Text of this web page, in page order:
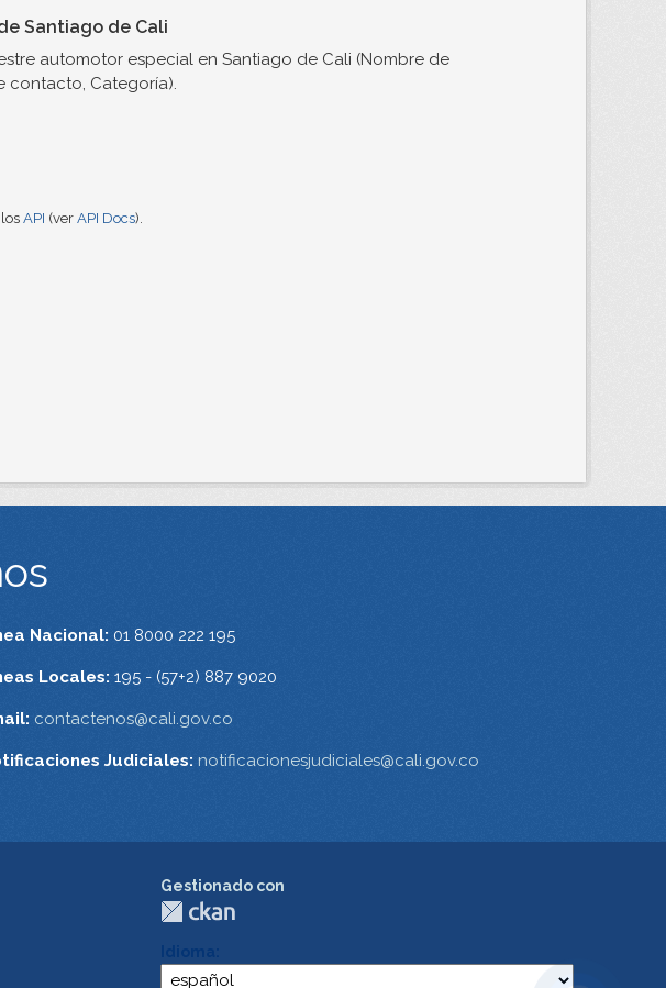
Santiago de Cali
automotor especial en Santiago de Cali (Nombre de
contacto, Categoría).
API (ver API Docs).
Nacional: 01 8000 222 195
Locales: 195 - (57+2) 887 9020
contactenos@cali.gov.co
Judiciales: notificacionesjudiciales@cali.gov.co
Gestionado con